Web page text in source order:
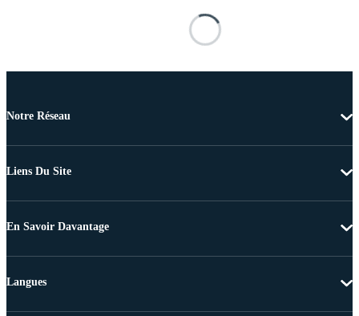
Notre Réseau
Liens Du Site
En Savoir Davantage
Langues